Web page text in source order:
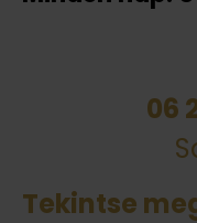
06
Tekintse